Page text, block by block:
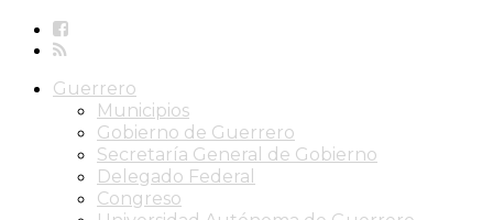
Guerrero
Municipios
Gobierno de Guerrero
Secretaría General de Gobierno
Delegado Federal
Congreso